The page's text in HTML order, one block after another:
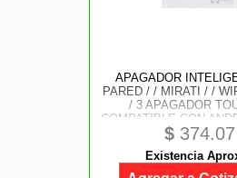
APAGADOR
PARED / / MIRATI / /
/ 3 APAGADOR
COMPATIBLE CON
/ / FUNCIONA CON
ASISTENTE DE
$ 374.07
Existencia